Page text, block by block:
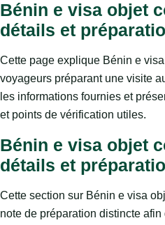
Bénin e visa objet
détails et
Cette page explique Bénin e
voyageurs préparant une visite
les informations fournies et
et points de vérification utiles.
Bénin e visa objet
détails et
Cette section sur Bénin e visa
note de préparation distincte afin